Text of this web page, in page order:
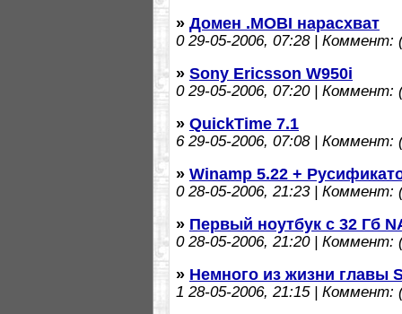
» Домен .MOBI нарасхват
029-05-2006, 07:28 | Коммент:
» Sony Ericsson W950i
029-05-2006, 07:20 | Коммент:
» QuickTime 7.1
629-05-2006, 07:08 | Коммент:
» Winamp 5.22 +
028-05-2006, 21:23 | Коммент:
» Первый ноутбук с 32 Гб
028-05-2006, 21:20 | Коммент:
» Немного из жизни главы
1 28-05-2006, 21:15 | Коммент: